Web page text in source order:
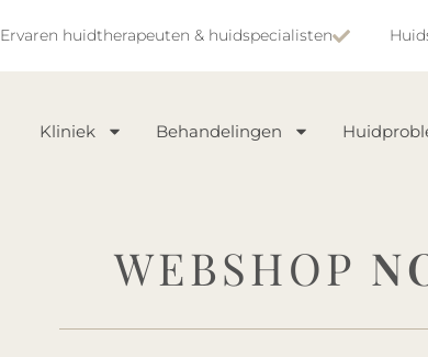
Ervaren huidtherapeuten & huidspecialisten
Kliniek Behandelingen
WEBSHOP